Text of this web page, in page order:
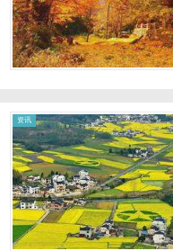
资讯